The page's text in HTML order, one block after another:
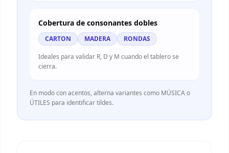
Cobertura de consonantes dobles
CARTON MADERA RONDAS
Ideales para validar R, D y M cuando el tablero se
cierra.
En modo con acentos, alterna variantes como MÚSICA o
ÚTILES para identificar tildes.